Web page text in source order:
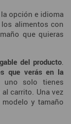
opción e idioma
alimentos con
que quieras
del producto.
que verás en la
solo tienes
carrito. Una vez
y tamaño